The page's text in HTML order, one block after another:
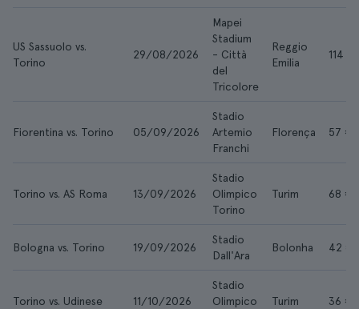
US Sassuolo vs.
Torino
29/08/2026
Mapei
Stadium
- Città
del
Tricolore
Reggio
Emilia
114 €
Fiorentina vs. Torino 05/09/2026
Stadio
Artemio
Franchi
Florença 57 €
Torino vs. AS Roma 13/09/2026
Stadio
Olimpico
Torino
Turim 68 €
Bologna vs. Torino 19/09/2026
Stadio
Dall'Ara
Bolonha 42 €
Torino vs. Udinese 11/10/2026
Stadio
Olimpico
Turim 36 €